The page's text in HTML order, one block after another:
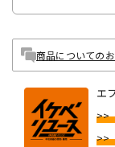
商品についての
エ
>>
>>